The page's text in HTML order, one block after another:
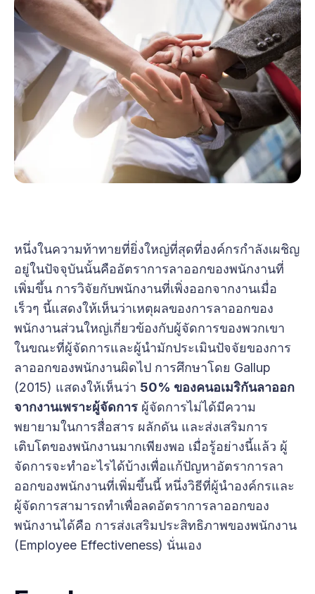
หนึ่งในความท้าทายที่ยิ่งใหญ่ที่สุดที่องค์กรกำลังเผชิญ
อยู่ในปัจจุบันนั้นคืออัตราการลาออกของพนักงานที่
เพิ่มขึ้น การวิจัยกับพนักงานที่เพิ่งออกจากงานเมื่อ
เร็วๆ นี้แสดงให้เห็นว่าเหตุผลของการลาออกของ
พนักงานส่วนใหญ่เกี่ยวข้องกับผู้จัดการของพวกเขา
ในขณะที่ผู้จัดการและผู้นำมักประเมินปัจจัยของการ
ลาออกของพนักงานผิดไป การศึกษาโดย Gallup
(2015) แสดงให้เห็นว่า 50% ของคนอเมริกันลาออก
จากงานเพราะผู้จัดการ ผู้จัดการไม่ได้มีความ
พยายามในการสื่อสาร ผลักดัน และส่งเสริมการ
เติบโตของพนักงานมากเพียงพอ เมื่อรู้อย่างนี้แล้ว ผู้
จัดการจะทำอะไรได้บ้างเพื่อแก้ปัญหาอัตราการลา
ออกของพนักงานที่เพิ่มขึ้นนี้ หนึ่งวิธีที่ผู้นำองค์กรและ
ผู้จัดการสามารถทำเพื่อลดอัตราการลาออกของ
พนักงานได้คือ การส่งเสริมประสิทธิภาพของพนักงาน
(Employee Effectiveness) นั่นเอง